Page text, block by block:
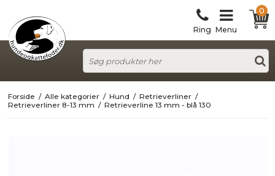
Ring Menu
0
Forside / Alle kategorier / Hund / Retrieverliner /
Retrieverliner 8-13 mm / Retrieverline 13 mm - blå 130